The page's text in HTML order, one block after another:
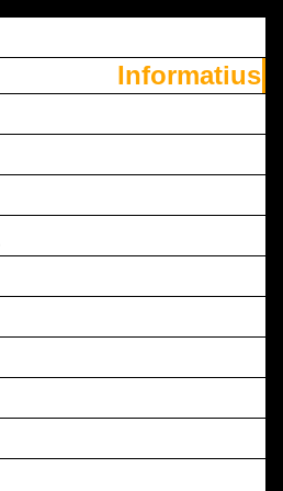
Informatius